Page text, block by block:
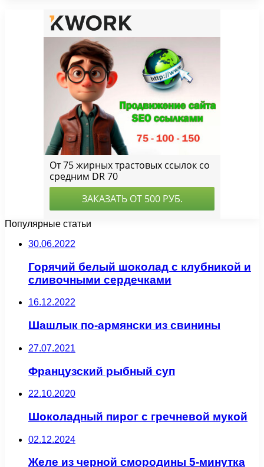
Популярные статьи
30.06.2022
Горячий белый шоколад с клубникой и
сливочными сердечками
16.12.2022
Шашлык по-армянски из свинины
27.07.2021
Французский рыбный суп
22.10.2020
Шоколадный пирог с гречневой мукой
02.12.2024
Желе из черной смородины 5-минутка